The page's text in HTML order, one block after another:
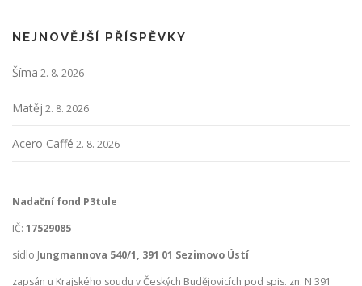
NEJNOVĚJŠÍ PŘÍSPĚVKY
Šíma 2. 8. 2026
Matěj 2. 8. 2026
Acero Caffé 2. 8. 2026
Nadační fond P3tule
IČ: 17529085
sídlo Jungmannova 540/1, 391 01 Sezimovo Ústí
zapsán u Krajského soudu v Českých Budějovicích pod spis. zn. N 391